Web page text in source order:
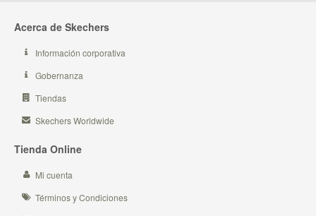
Acerca de Skechers
Información corporativa
Gobernanza
Tiendas
Skechers Worldwide
Tienda Online
Mi cuenta
Términos y Condiciones